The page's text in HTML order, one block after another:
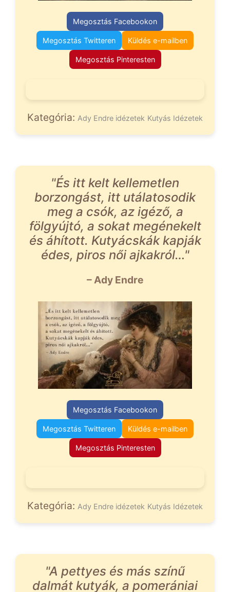
Megosztás Facebookon
Megosztás Twitteren Küldés e-mailben
Megosztás Pinteresten
Kategória: Ady Endre idézetek Kutyás Idézetek
"És itt kelt kellemetlen
borzongást, itt utálatosodik
meg a csók, az igéző, a
fölgyújtó, a sokat megénekelt
és áhított. Kutyácskák kapják
édes, piros női ajkakról…"
– Ady Endre
Megosztás Facebookon
Megosztás Twitteren Küldés e-mailben
Megosztás Pinteresten
Kategória: Ady Endre idézetek Kutyás Idézetek
"A pettyes és más színű
dalmát kutyák, a pomerániai